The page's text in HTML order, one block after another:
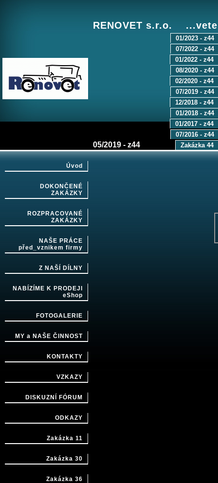
RENOVET s.r.o.
05/2019 - z44
01/2023 - z44
07/2022 - z44
01/2022 - z44
08/2020 - z44
02/2020 - z44
07/2019 - z44
12/2018 - z44
01/2018 - z44
01/2017 - z44
07/2016 - z44
Zakázka 44
Úvod
DOKONČENÉ
ZAKÁZKY
ROZPRACOVANÉ
ZAKÁZKY
NAŠE PRÁCE
před_vznikem firmy
Z NAŠÍ DÍLNY
NABÍZÍME K PRODEJI
eShop
FOTOGALERIE
MY a NAŠE ČINNOST
KONTAKTY
VZKAZY
DISKUZNÍ FÓRUM
ODKAZY
Zakázka 11
Zakázka 30
Zakázka 36